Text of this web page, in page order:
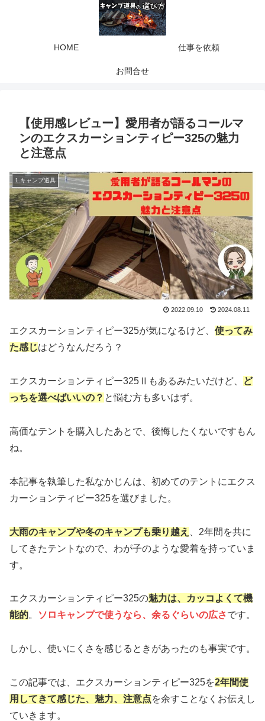
HOME 仕事を依頼
お問合せ
【使用感レビュー】愛用者が語るコールマ
ンのエクスカーションティピー325の魅力
と注意点
1.キャンプ道具
2022.09.10 2024.08.11
エクスカーションティピー325が気になるけど、 使ってみ
た感じはどうなんだろう？
エクスカーションティピー325Ⅱもあるみたいだけど、
ど
っちを選べばいいの？ と悩む方も多いはず。
高価なテントを購入したあとで、後悔したくないですもん
ね。
本記事を執筆した私なかじんは、初めてのテントにエクス
カーションティピー325を選びました。
大雨のキャンプや冬のキャンプも乗り越え
、2年間を共に
してきたテントなので、わが子のような愛着を持っていま
す。
エクスカーションティピー325の魅力は、カッコよくて機
能的。 ソロキャンプで使うなら、余るぐらいの広さです。
しかし、使いにくさを感じるときがあったのも事実です。
この記事では、エクスカーションティピー325を2年間使
用してきて感じた、魅力、注意点を余すことなくお伝えし
ていきます。